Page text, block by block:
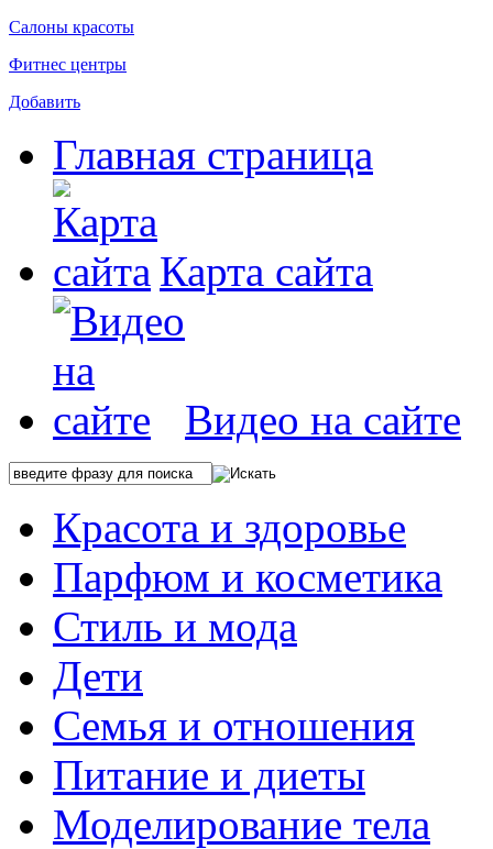
Салоны красоты
Фитнес центры
Добавить
Главная страница
Карта сайта
Видео на сайте
Красота и здоровье
Парфюм и косметика
Стиль и мода
Дети
Семья и отношения
Питание и диеты
Моделирование тела